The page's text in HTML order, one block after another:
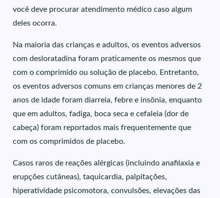
você deve procurar atendimento médico caso algum
deles ocorra.
Na maioria das crianças e adultos, os eventos adversos
com desloratadina foram praticamente os mesmos que
com o comprimido ou solução de placebo. Entretanto,
os eventos adversos comuns em crianças menores de 2
anos de idade foram diarreia, febre e insônia, enquanto
que em adultos, fadiga, boca seca e cefaleia (dor de
cabeça) foram reportados mais frequentemente que
com os comprimidos de placebo.
Casos raros de reações alérgicas (incluindo anafilaxia e
erupções cutâneas), taquicardia, palpitações,
hiperatividade psicomotora, convulsões, elevações das